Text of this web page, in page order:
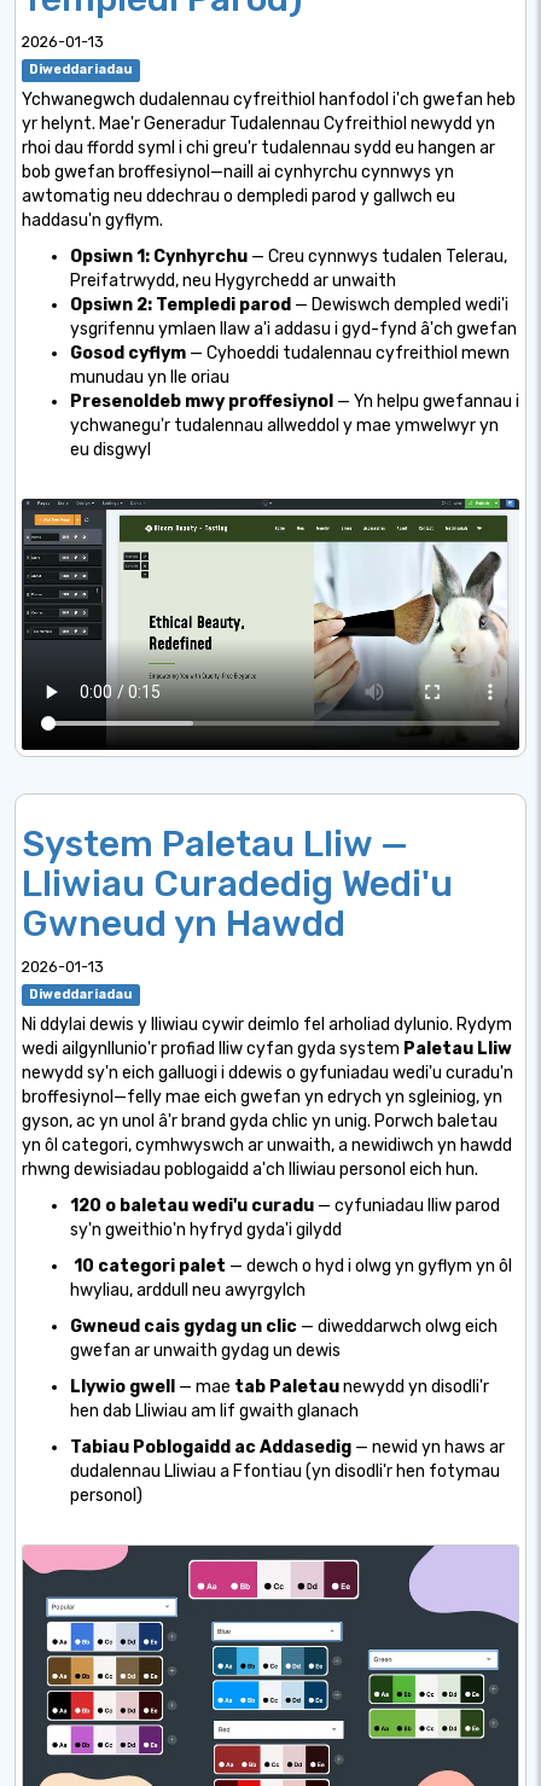
2026-01-13
Diweddariadau
Ychwanegwch dudalennau cyfreithiol hanfodol i'ch gwefan heb
yr helynt. Mae'r Generadur Tudalennau Cyfreithiol newydd yn
rhoi dau ffordd syml i chi greu'r tudalennau sydd eu hangen ar
bob gwefan broffesiynol—naill ai cynhyrchu cynnwys yn
awtomatig neu ddechrau o dempledi parod y gallwch eu
haddasu'n gyflym.
Opsiwn 1: Cynhyrchu — Creu cynnwys tudalen Telerau,
Preifatrwydd, neu Hygyrchedd ar unwaith
Opsiwn 2: Templedi parod — Dewiswch dempled wedi'i
ysgrifennu ymlaen llaw a'i addasu i gyd-fynd â'ch gwefan
Gosod cyflym — Cyhoeddi tudalennau cyfreithiol mewn
munudau yn lle oriau
Presenoldeb mwy proffesiynol — Yn helpu gwefannau i
ychwanegu'r tudalennau allweddol y mae ymwelwyr yn
eu disgwyl
System Paletau Lliw —
Lliwiau Curadedig Wedi'u
Gwneud yn Hawdd
2026-01-13
Diweddariadau
Ni ddylai dewis y lliwiau cywir deimlo fel arholiad dylunio. Rydym
wedi ailgynllunio'r profiad lliw cyfan gyda system Paletau Lliw
newydd sy'n eich galluogi i ddewis o gyfuniadau wedi'u curadu'n
broffesiynol—felly mae eich gwefan yn edrych yn sgleiniog, yn
gyson, ac yn unol â'r brand gyda chlic yn unig. Porwch baletau
yn ôl categori, cymhwyswch ar unwaith, a newidiwch yn hawdd
rhwng dewisiadau poblogaidd a'ch lliwiau personol eich hun.
120 o baletau wedi'u curadu — cyfuniadau lliw parod
sy'n gweithio'n hyfryd gyda'i gilydd
10 categori palet — dewch o hyd i olwg yn gyflym yn ôl
hwyliau, arddull neu awyrgylch
Gwneud cais gydag un clic — diweddarwch olwg eich
gwefan ar unwaith gydag un dewis
Llywio gwell
— mae tab Paletaunewydd yn disodli'r
hen dab Lliwiau am lif gwaith glanach
Tabiau Poblogaidd ac Addasedig — newid yn haws ar
dudalennau Lliwiau a Ffontiau (yn disodli'r hen fotymau
personol)